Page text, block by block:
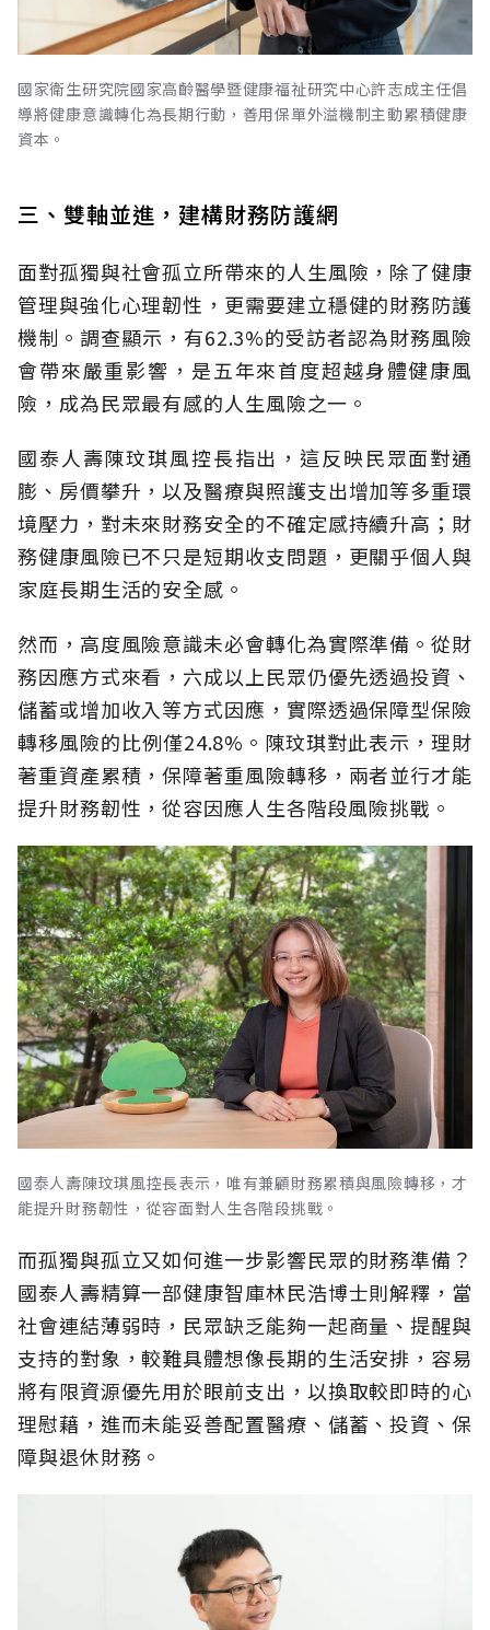
國家衛生研究院國家高齡醫學暨健康福祉研究中心許志成主任倡
導將健康意識轉化為長期行動，善用保單外溢機制主動累積健康
資本。
三、雙軸並進，建構財務防護網
面對孤獨與社會孤立所帶來的人生風險，除了健康
管理與強化心理韌性，更需要建立穩健的財務防護
機制。調查顯示，有62.3%的受訪者認為財務風險
會帶來嚴重影響，是五年來首度超越身體健康風
險，成為民眾最有感的人生風險之一。
國泰人壽陳玟琪風控長指出，這反映民眾面對通
膨、房價攀升，以及醫療與照護支出增加等多重環
境壓力，對未來財務安全的不確定感持續升高；財
務健康風險已不只是短期收支問題，更關乎個人與
家庭長期生活的安全感。
然而，高度風險意識未必會轉化為實際準備。從財
務因應方式來看，六成以上民眾仍優先透過投資、
儲蓄或增加收入等方式因應，實際透過保障型保險
轉移風險的比例僅24.8%。陳玟琪對此表示，理財
著重資產累積，保障著重風險轉移，兩者並行才能
提升財務韌性，從容因應人生各階段風險挑戰。
國泰人壽陳玟琪風控長表示，唯有兼顧財務累積與風險轉移，才
能提升財務韌性，從容面對人生各階段挑戰。
而孤獨與孤立又如何進一步影響民眾的財務準備？
國泰人壽精算一部健康智庫林民浩博士則解釋，當
社會連結薄弱時，民眾缺乏能夠一起商量、提醒與
支持的對象，較難具體想像長期的生活安排，容易
將有限資源優先用於眼前支出，以換取較即時的心
理慰藉，進而未能妥善配置醫療、儲蓄、投資、保
障與退休財務。